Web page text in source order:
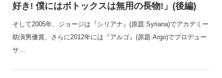
好き! 僕にはボトックスは無用の長物!」(後編)
そして2005年、ジョージは『シリアナ』(原題:Syriana)でアカデミー
助演男優賞、さらに2012年には『アルゴ』(原題:Argo)でプロデュー
サ…